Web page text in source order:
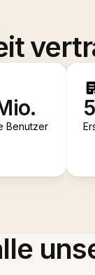
Benutzer